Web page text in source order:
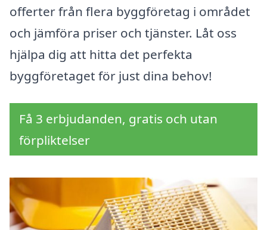
offerter från flera byggföretag i området
och jämföra priser och tjänster. Låt oss
hjälpa dig att hitta det perfekta
byggföretaget för just dina behov!
Få 3 erbjudanden, gratis och utan
förpliktelser